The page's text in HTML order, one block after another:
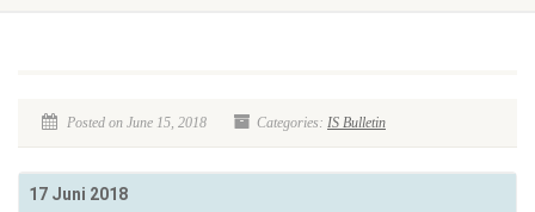
Posted on June 15, 2018 Categories: IS Bulletin
17 Juni 2018